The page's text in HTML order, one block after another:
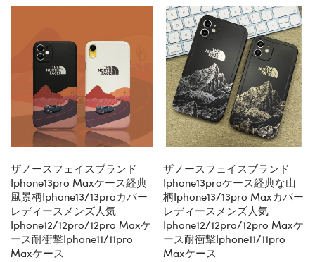
ザノースフェイスブランド
Iphone13pro Maxケース経典
風景柄iphone13/13proカバー
レディースメンズ人気
Iphone12/12pro/12pro Maxケ
ース耐衝撃iphone11/11pro
Maxケース
ザノースフェイスブランド
Iphone13proケース経典な山
柄iphone13/13pro Maxカバー
レディースメンズ人気
Iphone12/12pro/12pro Maxケ
ース耐衝撃iphone11/11pro
Maxケース